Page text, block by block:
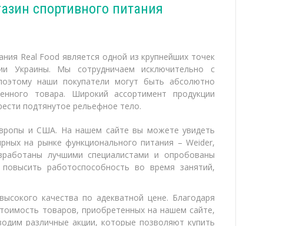
спортивного питания
Real Food является одной из крупнейших точек
Украины. Мы сотрудничаем исключительно с
наши покупатели могут быть абсолютно
товара. Широкий ассортимент продукции
подтянутое рельефное тело.
и США. На нашем сайте вы можете увидеть
на рынке функционального питания – Weider,
лучшими специалистами и опробованы
работоспособность во время занятий,
качества по адекватной цене. Благодаря
товаров, приобретенных на нашем сайте,
различные акции, которые позволяют купить